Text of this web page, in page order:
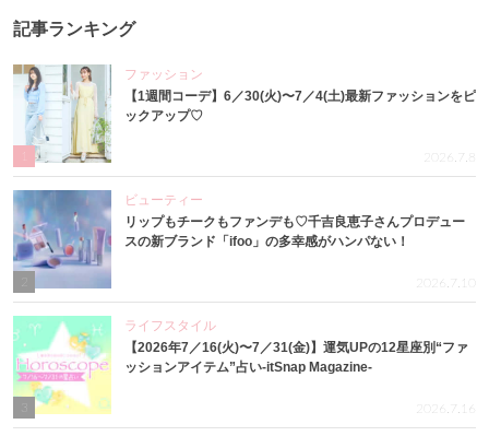
記事ランキング
ファッション
【1週間コーデ】6／30(火)〜7／4(土)最新ファッションをピ
ックアップ♡
2026.7.8
ビューティー
リップもチークもファンデも♡千吉良恵子さんプロデュー
スの新ブランド「ifoo」の多幸感がハンパない！
2026.7.10
3
ライフスタイル
【2026年7／16(火)〜7／31(金)】運気UPの12星座別“ファ
ッションアイテム”占い-itSnap Magazine-
2026.7.16